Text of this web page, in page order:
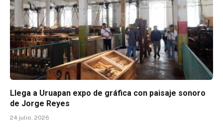
Llega a Uruapan expo de gráfica con paisaje sonoro
de Jorge Reyes
24 julio, 2026